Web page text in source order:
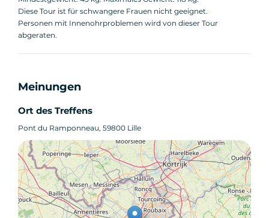
Diese Tour ist für schwangere Frauen nicht geeignet.
Personen mit Innenohrproblemen wird von dieser Tour
abgeraten.
Meinungen
Ort des Treffens
Pont du Ramponneau, 59800 Lille